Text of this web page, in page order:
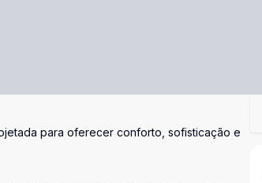
para oferecer conforto, sofisticação e